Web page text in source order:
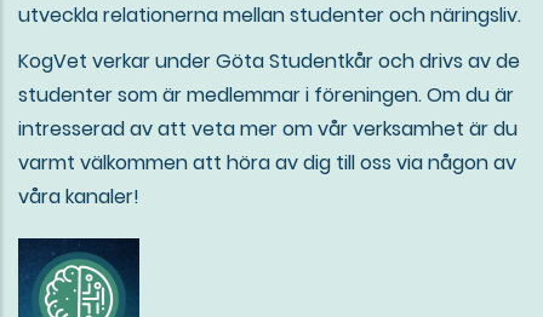
utveckla relationerna mellan studenter och näringsliv.
KogVet verkar under Göta Studentkår och drivs av de
studenter som är medlemmar i föreningen. Om du är
intresserad av att veta mer om vår verksamhet är du
varmt välkommen att höra av dig till oss via någon av
våra kanaler!